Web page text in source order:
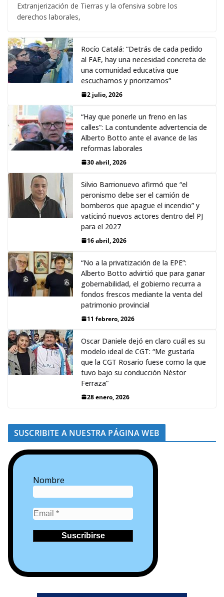
Extranjerización de Tierras y la ofensiva sobre los
derechos laborales,
Rocío Catalá: “Detrás de cada pedido
al FAE, hay una necesidad concreta de
una comunidad educativa que
escuchamos y priorizamos”
2 julio, 2026
“Hay que ponerle un freno en las
calles”: La contundente advertencia de
Alberto Botto ante el avance de las
reformas laborales
30 abril, 2026
Silvio Barrionuevo afirmó que “el
peronismo debe ser el camión de
bomberos que apague el incendio” y
vaticinó nuevos actores dentro del PJ
para el 2027
16 abril, 2026
“No a la privatización de la EPE”:
Alberto Botto advirtió que para ganar
gobernabilidad, el gobierno recurra a
fondos frescos mediante la venta del
patrimonio provincial
11 febrero, 2026
Oscar Daniele dejó en claro cuál es su
modelo ideal de CGT: “Me gustaría
que la CGT Rosario fuese como la que
tuvo bajo su conducción Néstor
Ferraza”
28 enero, 2026
SUSCRIBITE A NUESTRA PÁGINA WEB
Nombre